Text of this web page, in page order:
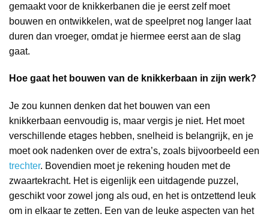
gemaakt voor de knikkerbanen die je eerst zelf moet
bouwen en ontwikkelen, wat de speelpret nog langer laat
duren dan vroeger, omdat je hiermee eerst aan de slag
gaat.
Hoe gaat het bouwen van de knikkerbaan in zijn werk?
Je zou kunnen denken dat het bouwen van een
knikkerbaan eenvoudig is, maar vergis je niet. Het moet
verschillende etages hebben, snelheid is belangrijk, en je
moet ook nadenken over de extra’s, zoals bijvoorbeeld een
trechter. Bovendien moet je rekening houden met de
zwaartekracht. Het is eigenlijk een uitdagende puzzel,
geschikt voor zowel jong als oud, en het is ontzettend leuk
om in elkaar te zetten. Een van de leuke aspecten van het